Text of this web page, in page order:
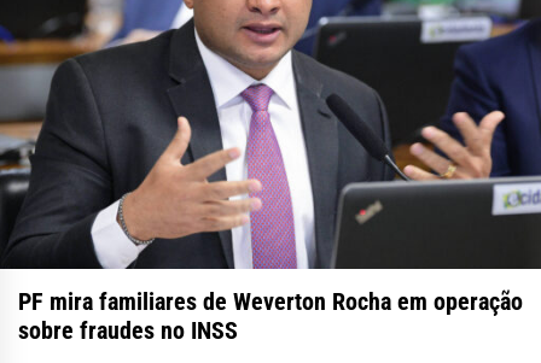
PF mira familiares de Weverton Rocha em operação
sobre fraudes no INSS